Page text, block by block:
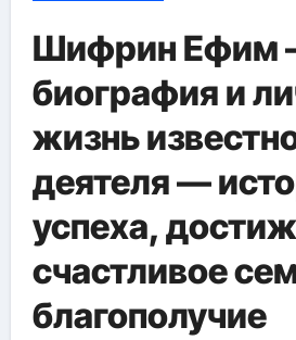
Шифрин Ефим
биография и
жизнь
деятеля —
успеха,
счастливое
благополучие